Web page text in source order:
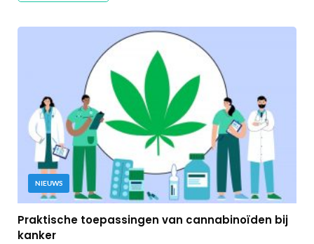
NIEUWS
Praktische toepassingen van cannabinoïden bij
kanker